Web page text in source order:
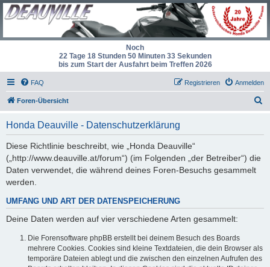
Noch
22 Tage 18 Stunden 50 Minuten 32 Sekunden
bis zum Start der Ausfahrt beim Treffen 2026
FAQ Anmelden
Registrieren
Foren-Übersicht
Honda Deauville - Datenschutzerklärung
Diese Richtlinie beschreibt, wie „Honda Deauville“
(„http://www.deauville.at/forum“) (im Folgenden „der Betreiber“) die
Daten verwendet, die während deines Foren-Besuchs gesammelt
werden.
UMFANG UND ART DER DATENSPEICHERUNG
Deine Daten werden auf vier verschiedene Arten gesammelt:
Die Forensoftware phpBB erstellt bei deinem Besuch des Boards
mehrere Cookies. Cookies sind kleine Textdateien, die dein Browser als
temporäre Dateien ablegt und die zwischen den einzelnen Aufrufen des